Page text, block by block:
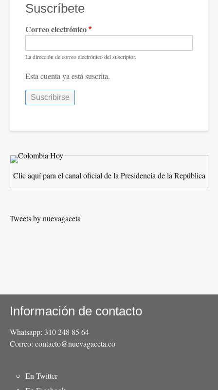
Suscríbete
Correo electrónico
La dirección de correo electrónico del suscriptor.
Esta cuenta ya está suscrita.
Clic aquí para el canal oficial de la Presidencia de la República
Tweets by nuevagaceta
Información de contacto
Whatsapp: 310 248 85 64
Correo: contacto@nuevagaceta.co
Menú
En Twitter